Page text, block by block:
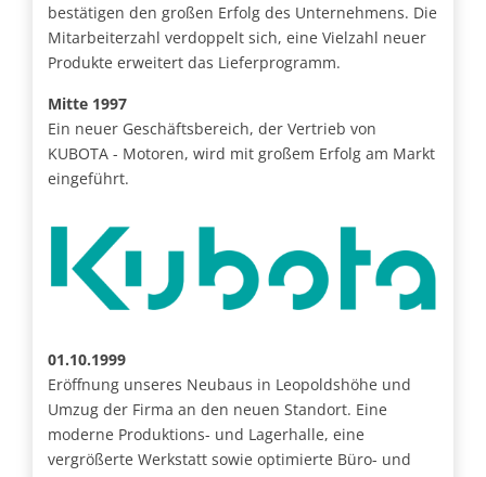
bestätigen den großen Erfolg des Unternehmens. Die
Mitarbeiterzahl verdoppelt sich, eine Vielzahl neuer
Produkte erweitert das Lieferprogramm.
Mitte 1997
Ein neuer Geschäftsbereich, der Vertrieb von
KUBOTA - Motoren, wird mit großem Erfolg am Markt
eingeführt.
01.10.1999
Eröffnung unseres Neubaus in Leopoldshöhe und
Umzug der Firma an den neuen Standort. Eine
moderne Produktions- und Lagerhalle, eine
vergrößerte Werkstatt sowie optimierte Büro- und